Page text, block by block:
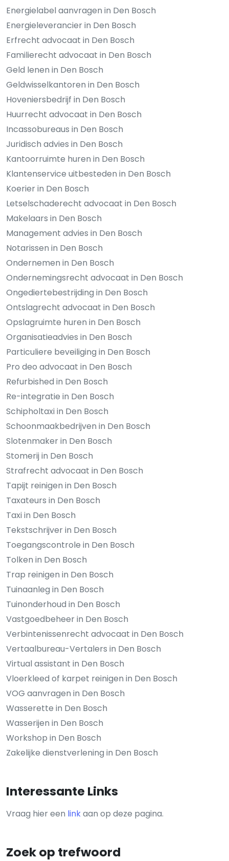
Energielabel aanvragen in Den Bosch
Energieleverancier in Den Bosch
Erfrecht advocaat in Den Bosch
Familierecht advocaat in Den Bosch
Geld lenen in Den Bosch
Geldwisselkantoren in Den Bosch
Hoveniersbedrijf in Den Bosch
Huurrecht advocaat in Den Bosch
Incassobureaus in Den Bosch
Juridisch advies in Den Bosch
Kantoorruimte huren in Den Bosch
Klantenservice uitbesteden in Den Bosch
Koerier in Den Bosch
Letselschaderecht advocaat in Den Bosch
Makelaars in Den Bosch
Management advies in Den Bosch
Notarissen in Den Bosch
Ondernemen in Den Bosch
Ondernemingsrecht advocaat in Den Bosch
Ongediertebestrijding in Den Bosch
Ontslagrecht advocaat in Den Bosch
Opslagruimte huren in Den Bosch
Organisatieadvies in Den Bosch
Particuliere beveiliging in Den Bosch
Pro deo advocaat in Den Bosch
Refurbished in Den Bosch
Re-integratie in Den Bosch
Schipholtaxi in Den Bosch
Schoonmaakbedrijven in Den Bosch
Slotenmaker in Den Bosch
Stomerij in Den Bosch
Strafrecht advocaat in Den Bosch
Tapijt reinigen in Den Bosch
Taxateurs in Den Bosch
Taxi in Den Bosch
Tekstschrijver in Den Bosch
Toegangscontrole in Den Bosch
Tolken in Den Bosch
Trap reinigen in Den Bosch
Tuinaanleg in Den Bosch
Tuinonderhoud in Den Bosch
Vastgoedbeheer in Den Bosch
Verbintenissenrecht advocaat in Den Bosch
Vertaalbureau-Vertalers in Den Bosch
Virtual assistant in Den Bosch
Vloerkleed of karpet reinigen in Den Bosch
VOG aanvragen in Den Bosch
Wasserette in Den Bosch
Wasserijen in Den Bosch
Workshop in Den Bosch
Zakelijke dienstverlening in Den Bosch
Interessante Links
Vraag hier een linkaan op deze pagina.
Zoek op trefwoord